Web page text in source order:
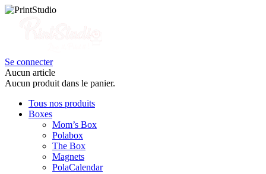
Se connecter
Aucun article
Aucun produit dans le panier.
Tous nos produits
Boxes
Mom’s Box
Polabox
The Box
Magnets
PolaCalendar